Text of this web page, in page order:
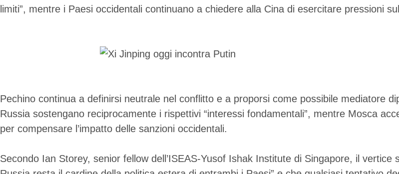
limiti”, mentre i Paesi occidentali continuano a chiedere alla Cina di esercitare pressioni
Pechino continua a definirsi neutrale nel conflitto e a proporsi come possibile mediatore
Russia sostengano reciprocamente i rispettivi “interessi fondamentali”, mentre Mosca
per compensare l’impatto delle sanzioni occidentali.
Secondo Ian Storey, senior fellow dell’ISEAS-Yusof Ishak Institute di Singapore, il